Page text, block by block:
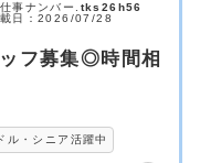
事ナンバー. tks26h56
日：2026/07/28
フ募集◎時間相
ル・シニア活躍中